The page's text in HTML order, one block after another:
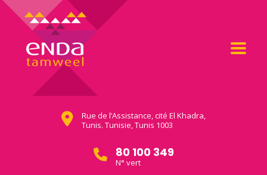
Rue de l’Assistance, cité El Khadra,
Tunis. Tunisie, Tunis 1003
80 100 349
N° vert